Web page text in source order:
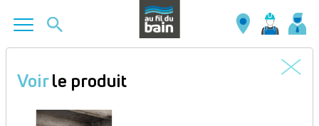
contenu
principal
Voirle produit